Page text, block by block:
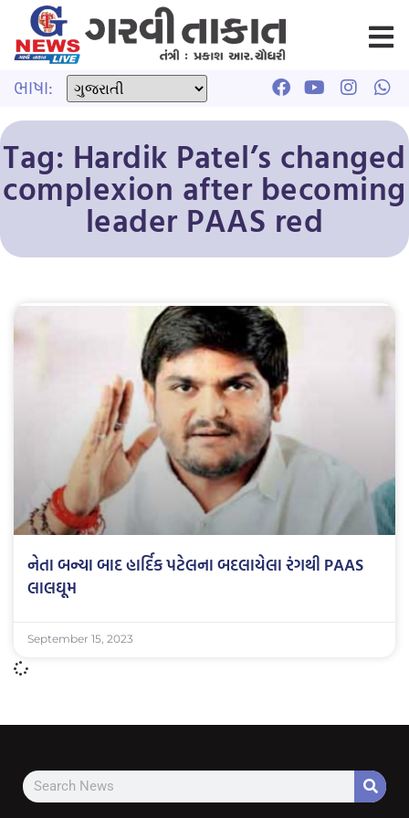
ભાષા:
Tag: Hardik Patel’s changed
complexion after becoming
leader PAAS red
નેતા બન્યા બાદ હાર્દિક પટેલના બદલાયેલા રંગથી PAAS
લાલઘૂમ
September 15, 2023